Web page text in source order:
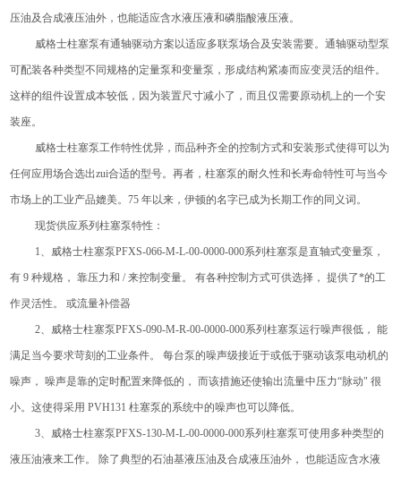
压油及合成液压油外，也能适应含水液压液和磷脂酸液压液。
威格士柱塞泵有通轴驱动方案以适应多联泵场合及安装需要。通轴驱动型泵
可配装各种类型不同规格的定量泵和变量泵，形成结构紧凑而应变灵活的组件。
这样的组件设置成本较低，因为装置尺寸减小了，而且仅需要原动机上的一个安
装座。
威格士柱塞泵工作特性优异，而品种齐全的控制方式和安装形式使得可以为
任何应用场合选出zui合适的型号。再者，柱塞泵的耐久性和长寿命特性可与当今
市场上的工业产品媲美。75 年以来，伊顿的名字已成为长期工作的同义词。
现货供应系列柱塞泵特性：
1、威格士柱塞泵PFXS-066-M-L-00-0000-000系列柱塞泵是直轴式变量泵，
有 9 种规格， 靠压力和 / 来控制变量。 有各种控制方式可供选择， 提供了*的工
作灵活性。 或流量补偿器
2、威格士柱塞泵PFXS-090-M-R-00-0000-000系列柱塞泵运行噪声很低， 能
满足当今要求苛刻的工业条件。 每台泵的噪声级接近于或低于驱动该泵电动机的
噪声， 噪声是靠的定时配置来降低的， 而该措施还使输出流量中压力“脉动" 很
小。这使得采用 PVH131 柱塞泵的系统中的噪声也可以降低。
3、威格士柱塞泵PFXS-130-M-L-00-0000-000系列柱塞泵可使用多种类型的
液压油液来工作。 除了典型的石油基液压油及合成液压油外， 也能适应含水液